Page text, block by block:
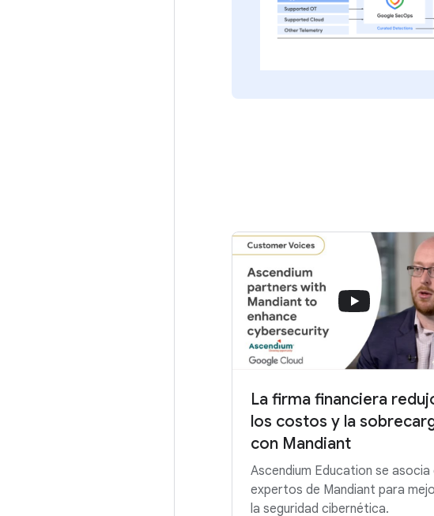
La firma financiera
los costos y la
con Mandiant
Ascendium Education se asocia
expertos de Mandiant para
la seguridad cibernética.